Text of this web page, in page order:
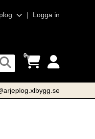
| Logga in
0